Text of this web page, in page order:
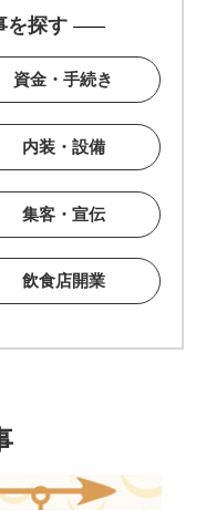
を探す
資金・手続き
内装・設備
集客・宣伝
飲食店開業